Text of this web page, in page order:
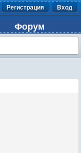
Регистрация Вход
Форум